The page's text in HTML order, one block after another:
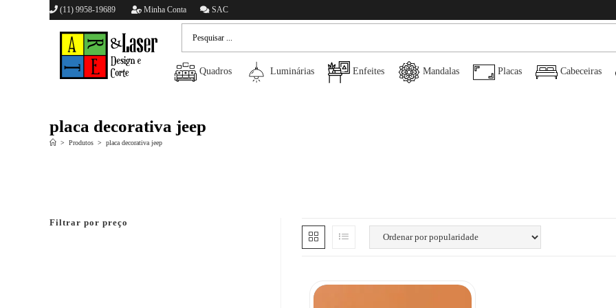
(11) 9958-19689 Minha Conta SAC
Quadros Luminárias Enfeites Mandalas Placas Cabeceiras
placa decorativa jeep
> Produtos > placa decorativa jeep
Filtrar por preço